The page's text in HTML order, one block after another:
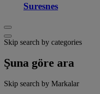
Suresnes
Skip search by categories
Şuna göre ara
Skip search by Markalar